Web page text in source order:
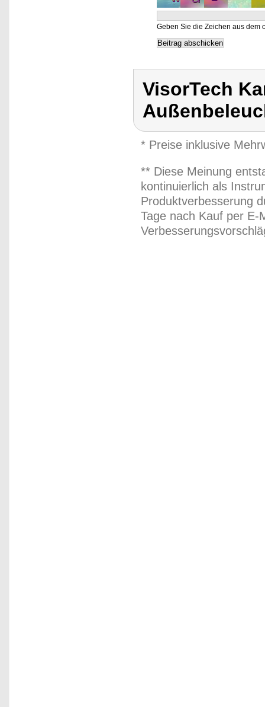
Geben Sie die Zeichen aus dem
VisorTech
* Preise inklusive
** Diese Meinung
kontinuierlich als
Produktverbesserung
Tage nach Kauf per E-